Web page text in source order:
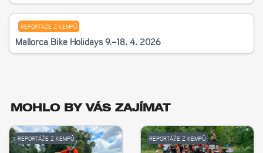
REPORTÁŽE Z KEMPŮ
Mallorca Bike Holidays 9.–18. 4. 2026
MOHLO BY VÁS ZAJÍMAT
REPORTÁŽE Z KEMPŮ REPORTÁŽE Z KEMPŮ